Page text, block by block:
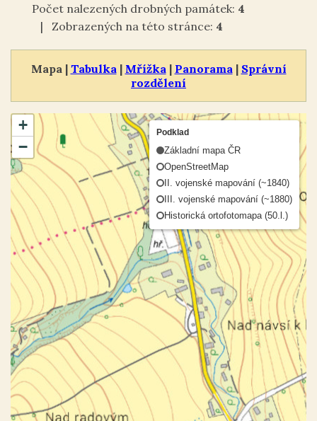
Počet nalezených drobných památek: 4
| Zobrazených na této stránce: 4
Mapa | Tabulka | Mřížka | Panorama | Správní
rozdělení
+
−
Podklad
Základní mapa ČR
OpenStreetMap
II. vojenské mapování (~1840)
III. vojenské mapování (~1880)
Historická ortofotomapa (50.l.)